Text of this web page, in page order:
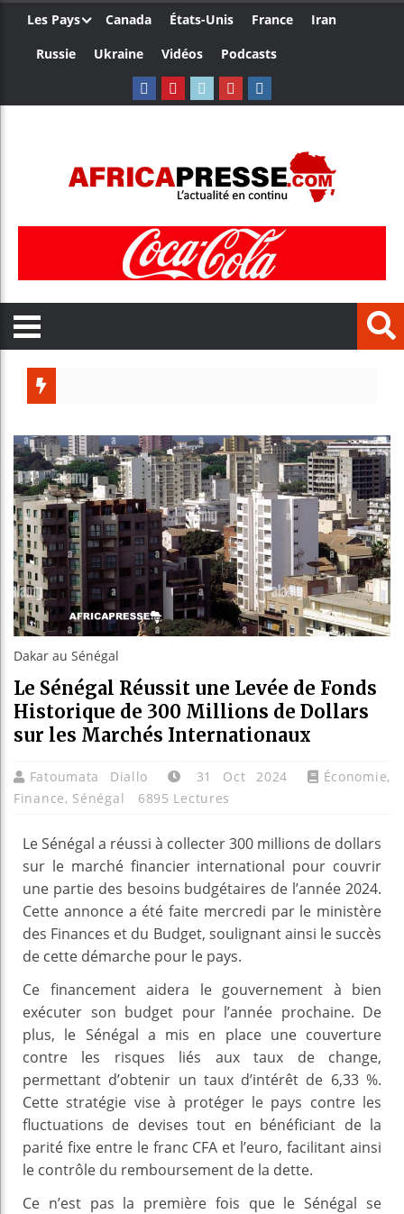
Les Pays Canada États-Unis France
Iran
Russie
Ukraine Vidéos Podcasts
Canada
Dakar au Sénégal
Le Sénégal Réussit une Levée de Fonds
Historique de 300 Millions de Dollars
sur les Marchés Internationaux
Fatoumata Diallo 31 Oct 2024 Économie,
Finance, Sénégal 6895 Lectures
Le Sénégal a réussi à collecter 300 millions de dollars
sur le marché financier international pour couvrir
une partie des besoins budgétaires de l’année 2024.
Cette annonce a été faite mercredi par le ministère
des Finances et du Budget, soulignant ainsi le succès
de cette démarche pour le pays.
Ce financement aidera le gouvernement à bien
exécuter son budget pour l’année prochaine. De
plus, le Sénégal a mis en place une couverture
contre les risques liés aux taux de change,
permettant d’obtenir un taux d’intérêt de 6,33 %.
Cette stratégie vise à protéger le pays contre les
fluctuations de devises tout en bénéficiant de la
parité fixe entre le franc CFA et l’euro, facilitant ainsi
le contrôle du remboursement de la dette.
Ce n’est pas la première fois que le Sénégal se